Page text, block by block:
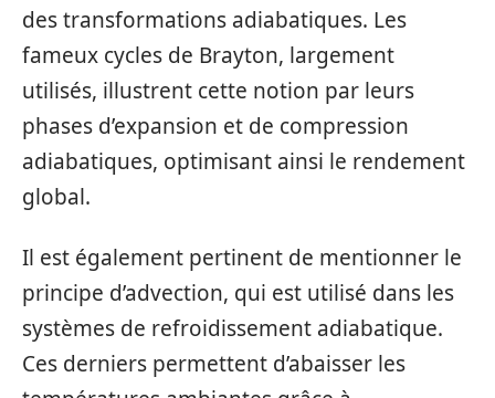
des transformations adiabatiques. Les
fameux cycles de Brayton, largement
utilisés, illustrent cette notion par leurs
phases d’expansion et de compression
adiabatiques, optimisant ainsi le rendement
global.
Il est également pertinent de mentionner le
principe d’advection, qui est utilisé dans les
systèmes de refroidissement adiabatique.
Ces derniers permettent d’abaisser les